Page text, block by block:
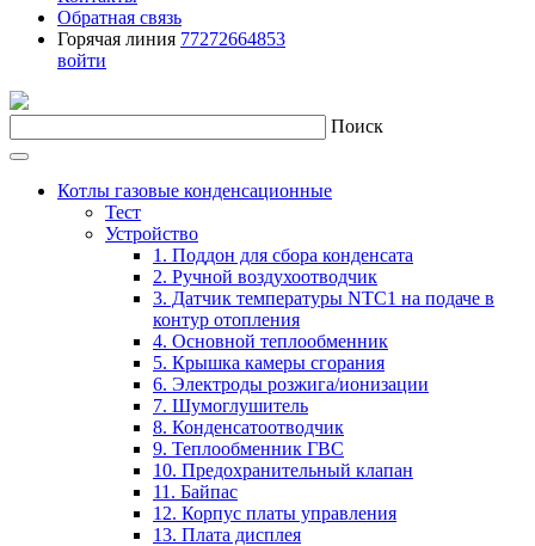
Обратная связь
Горячая линия 77272664853
войти
Поиск
Котлы газовые конденсационные
Тест
Устройство
1. Поддон для сбора конденсата
2. Ручной воздухоотводчик
3. Датчик температуры NTC1 на подаче в
контур отопления
4. Основной теплообменник
5. Крышка камеры сгорания
6. Электроды розжига/ионизации
7. Шумоглушитель
8. Конденсатоотводчик
9. Теплообменник ГВС
10. Предохранительный клапан
11. Байпас
12. Корпус платы управления
13. Плата дисплея